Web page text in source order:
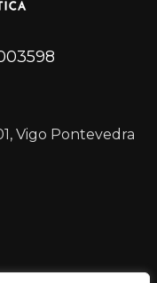
Vigo Pontevedra